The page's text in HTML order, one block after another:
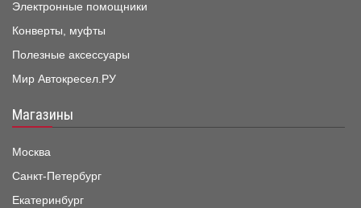
Электронные помощники
Конверты, муфты
Полезные аксессуары
Мир Автокресел.РУ
Магазины
Москва
Санкт-Петербург
Екатеринбург